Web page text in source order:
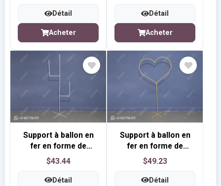
Détail
Acheter
Détail
Acheter
Support à ballon en
fer en forme de
cactus
$43.44
Détail
Support à ballon en
fer en forme de
cœur
$49.23
Détail